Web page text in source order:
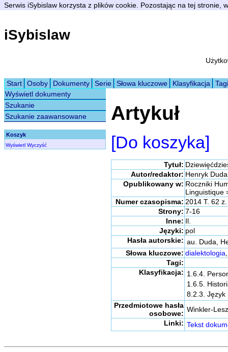
Serwis iSybislaw korzysta z plików cookie. Pozostając na tej stronie,
iSybislaw
Start Osoby Dokumenty Serie Słowa kluczowe Klasyfikacja
Tagi
Wyświetl dokumenty
Szukanie
Szukanie zaawansowane
Koszyk
Wyświetl Wyczyść
Artykuł
[Do koszyka]
Tytuł:
Autor/redaktor: Henryk Duda
Opublikowany w: Roczniki
Linguistique
Numer czasopisma: 2014 T. 62
Strony: 7-16
Inne: Il.
Języki: pol
Hasła autorskie: au. Duda,
Słowa kluczowe: dialektologia
Tagi:
Klasyfikacja: 1.6.4.
1.6.5.
8.2.3. Język
Przedmiotowe hasła
osobowe: Winkler-
Linki: Tekst